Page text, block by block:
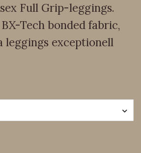
Full Grip-leggings.
Tech bonded fabric,
leggings exceptionell